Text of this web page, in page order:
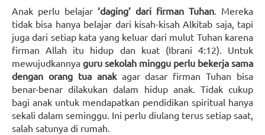
Anak perlu belajar ‘daging’ dari firman Tuhan. Mereka
tidak bisa hanya belajar dari kisah-kisah Alkitab saja, tapi
juga dari setiap kata yang keluar dari mulut Tuhan karena
firman Allah itu hidup dan kuat (Ibrani 4:12). Untuk
mewujudkannya guru sekolah minggu perlu bekerja sama
dengan orang tua anak agar dasar firman Tuhan bisa
benar-benar dilakukan dalam hidup anak. Tidak cukup
bagi anak untuk mendapatkan pendidikan spiritual hanya
sekali dalam seminggu. Ini perlu diulang terus setiap saat,
salah satunya di rumah.